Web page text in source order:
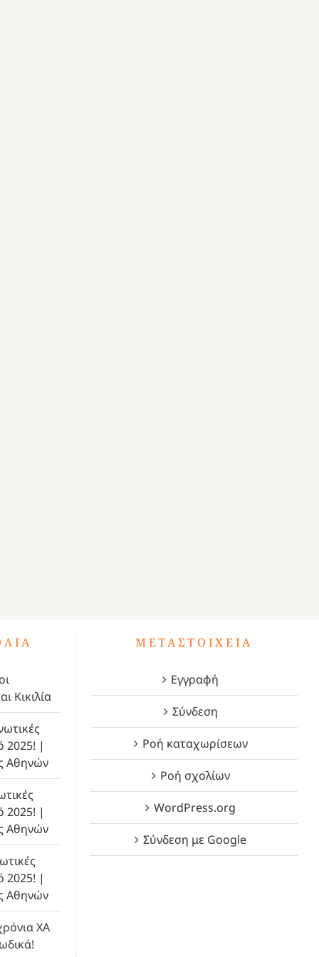
Κικιλία
2025! |
Αθηνών
2025! |
Αθηνών
2025! |
Αθηνών
ΧΑ
ΜΕΤΑΣΤΟΙΧΕΊΑ
Εγγραφή
Σύνδεση
Ροή καταχωρίσεων
Ροή σχολίων
WordPress.org
Σύνδεση με Google